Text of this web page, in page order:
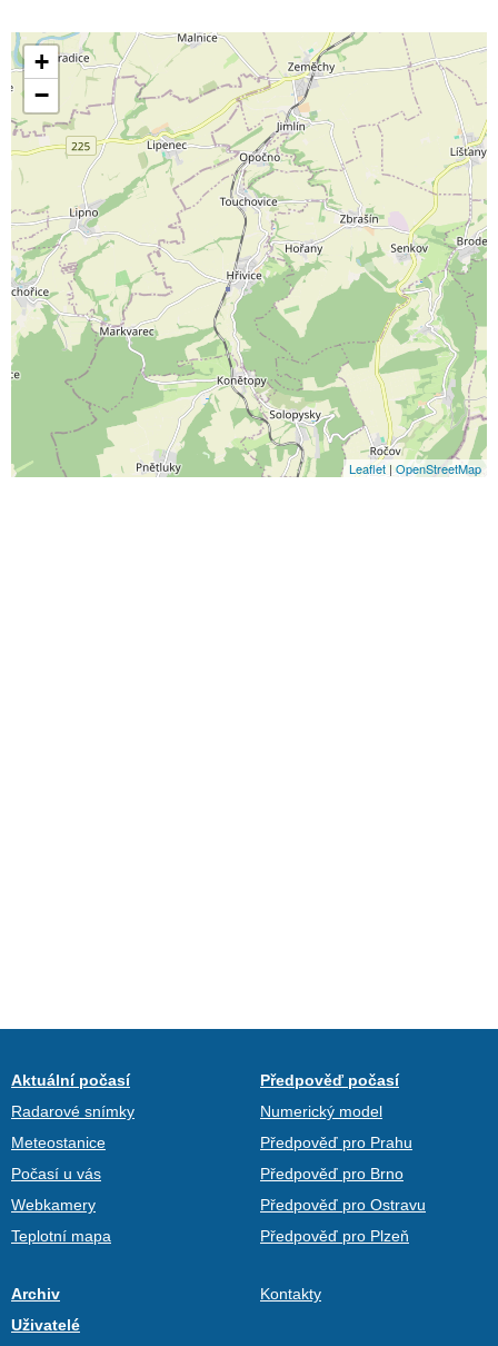
+
−
Leaflet |OpenStreetMap
Aktuální počasí
Radarové snímky
Meteostanice
Počasí u vás
Webkamery
Teplotní mapa
Předpověď počasí
Numerický model
Předpověď pro Prahu
Předpověď pro Brno
Předpověď pro Ostravu
Předpověď pro Plzeň
Archiv
Uživatelé
Kontakty